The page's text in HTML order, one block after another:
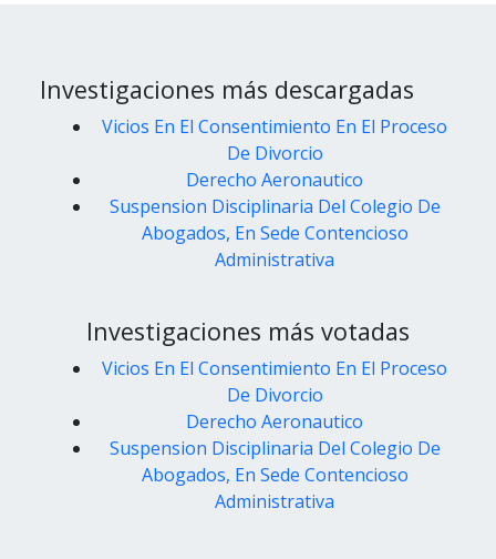
Investigaciones más descargadas
Vicios En El Consentimiento En El Proceso
De Divorcio
Derecho Aeronautico
Suspension Disciplinaria Del Colegio De
Abogados, En Sede Contencioso
Administrativa
Investigaciones más votadas
Vicios En El Consentimiento En El Proceso
De Divorcio
Derecho Aeronautico
Suspension Disciplinaria Del Colegio De
Abogados, En Sede Contencioso
Administrativa